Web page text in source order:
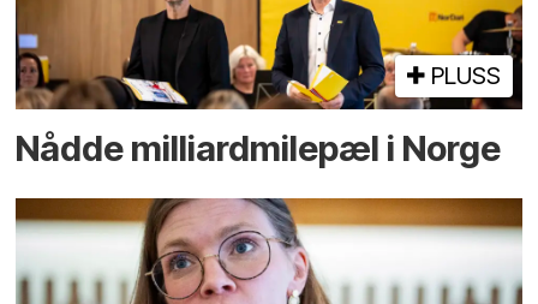
PLUSS
Nådde milliard­­milepæl i Norge